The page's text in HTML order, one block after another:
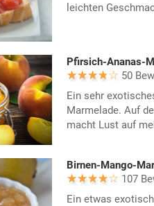
leichten
Pfirsich-Ananas-
50
Ein sehr
Marmelade. Auf
macht Lust auf
Birnen-Mango-
107
Ein etwas